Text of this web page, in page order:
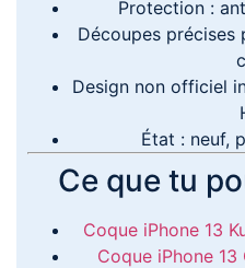
Protection :
Découpes
Design non officiel
État : neuf,
Ce que tu
Coque iPhone 13
Coque iPhone